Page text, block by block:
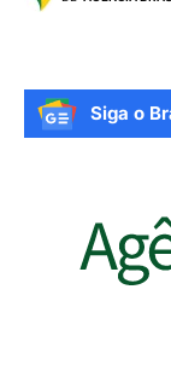
Siga o